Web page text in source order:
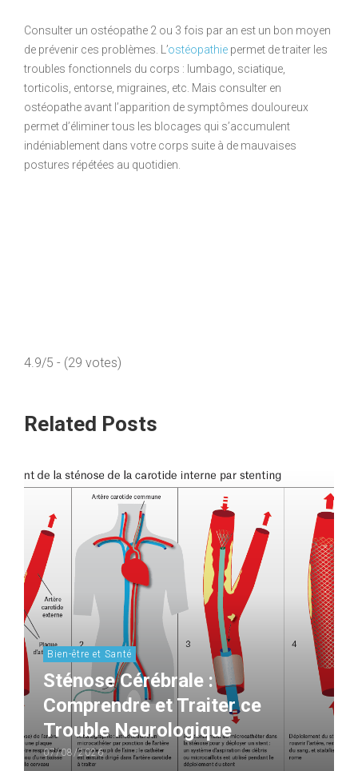
Consulter un ostéopathe 2 ou 3 fois par an est un bon moyen
de prévenir ces problèmes. L’ostéopathie permet de traiter les
troubles fonctionnels du corps : lumbago, sciatique,
torticolis, entorse, migraines, etc. Mais consulter en
ostéopathe avant l’apparition de symptômes douloureux
permet d’éliminer tous les blocages qui s’accumulent
indéniablement dans votre corps suite à de mauvaises
postures répétées au quotidien.
4.9/5 - (29 votes)
Related Posts
Bien-être et Santé
Sténose Cérébrale :
Comprendre et Traiter ce
Trouble Neurologique
07/08/2026